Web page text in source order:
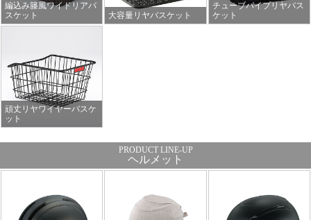
編込み籐風ワイドリアバ
スケット
大容量リヤバスケット
チューブパイプリヤバス
ケット
頑丈リヤワイヤーバスケ
ット
ヘルメット